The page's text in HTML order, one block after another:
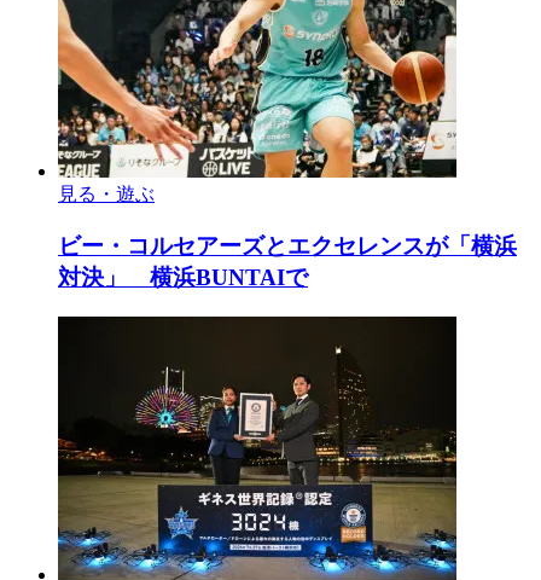
見る・遊ぶ
ビー・コルセアーズとエクセレンスが「横浜
対決」 横浜BUNTAIで